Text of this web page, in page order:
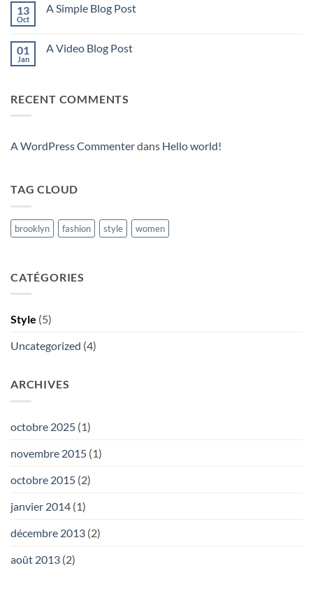
Just
A
Gallery
13
Oct
A Simple Blog Post
A
01
Jan
A Video Blog Post
Video
RECENT COMMENTS
A WordPress Commenterdans Hello world!
TAG CLOUD
brooklyn fashion style women
CATÉGORIES
Style (5)
Uncategorized (4)
ARCHIVES
octobre 2025 (1)
novembre 2015 (1)
octobre 2015 (2)
janvier 2014 (1)
décembre 2013 (2)
août 2013 (2)